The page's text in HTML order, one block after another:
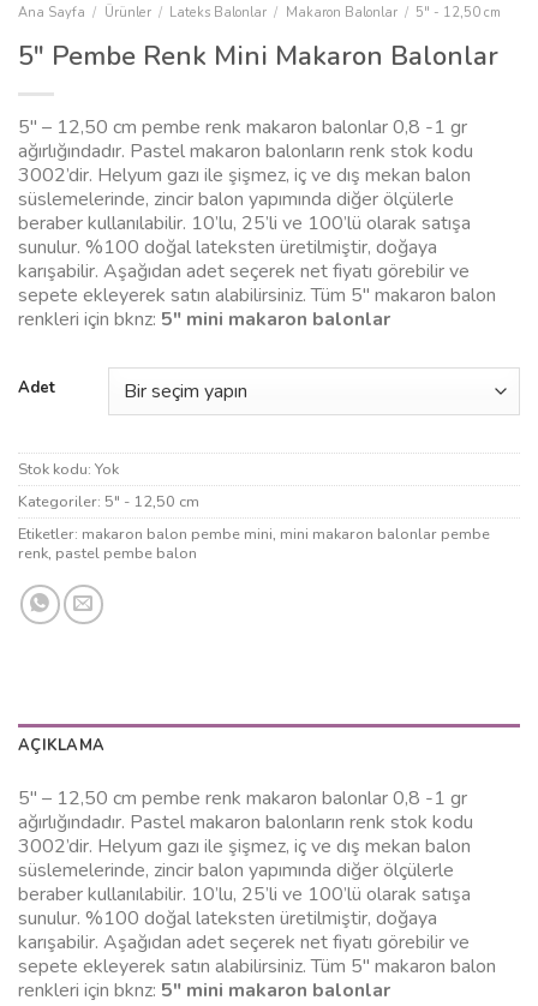
Ana Sayfa / Ürünler / Lateks Balonlar / Makaron Balonlar / 5" - 12,50 cm
5″ Pembe Renk Mini Makaron Balonlar
5″ – 12,50 cm pembe renk makaron balonlar 0,8 -1 gr
ağırlığındadır. Pastel makaron balonların renk stok kodu
3002’dir. Helyum gazı ile şişmez, iç ve dış mekan balon
süslemelerinde, zincir balon yapımında diğer ölçülerle
beraber kullanılabilir. 10’lu, 25’li ve 100’lü olarak satışa
sunulur. %100 doğal lateksten üretilmiştir, doğaya
karışabilir. Aşağıdan adet seçerek net fiyatı görebilir ve
sepete ekleyerek satın alabilirsiniz. Tüm 5″ makaron balon
renkleri için bknz: 5″ mini makaron balonlar
Adet
Stok kodu: Yok
Kategoriler: 5" - 12,50 cm
Etiketler: makaron balon pembe mini, mini makaron balonlar pembe
renk, pastel pembe balon
AÇIKLAMA
5″ – 12,50 cm pembe renk makaron balonlar 0,8 -1 gr
ağırlığındadır. Pastel makaron balonların renk stok kodu
3002’dir. Helyum gazı ile şişmez, iç ve dış mekan balon
süslemelerinde, zincir balon yapımında diğer ölçülerle
beraber kullanılabilir. 10’lu, 25’li ve 100’lü olarak satışa
sunulur. %100 doğal lateksten üretilmiştir, doğaya
karışabilir. Aşağıdan adet seçerek net fiyatı görebilir ve
sepete ekleyerek satın alabilirsiniz. Tüm 5″ makaron balon
renkleri için bknz: 5″ mini makaron balonlar